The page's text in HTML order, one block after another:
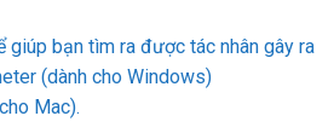
giúp bạn tìm ra được tác nhân gây ra
(dành cho Windows)
Mac).